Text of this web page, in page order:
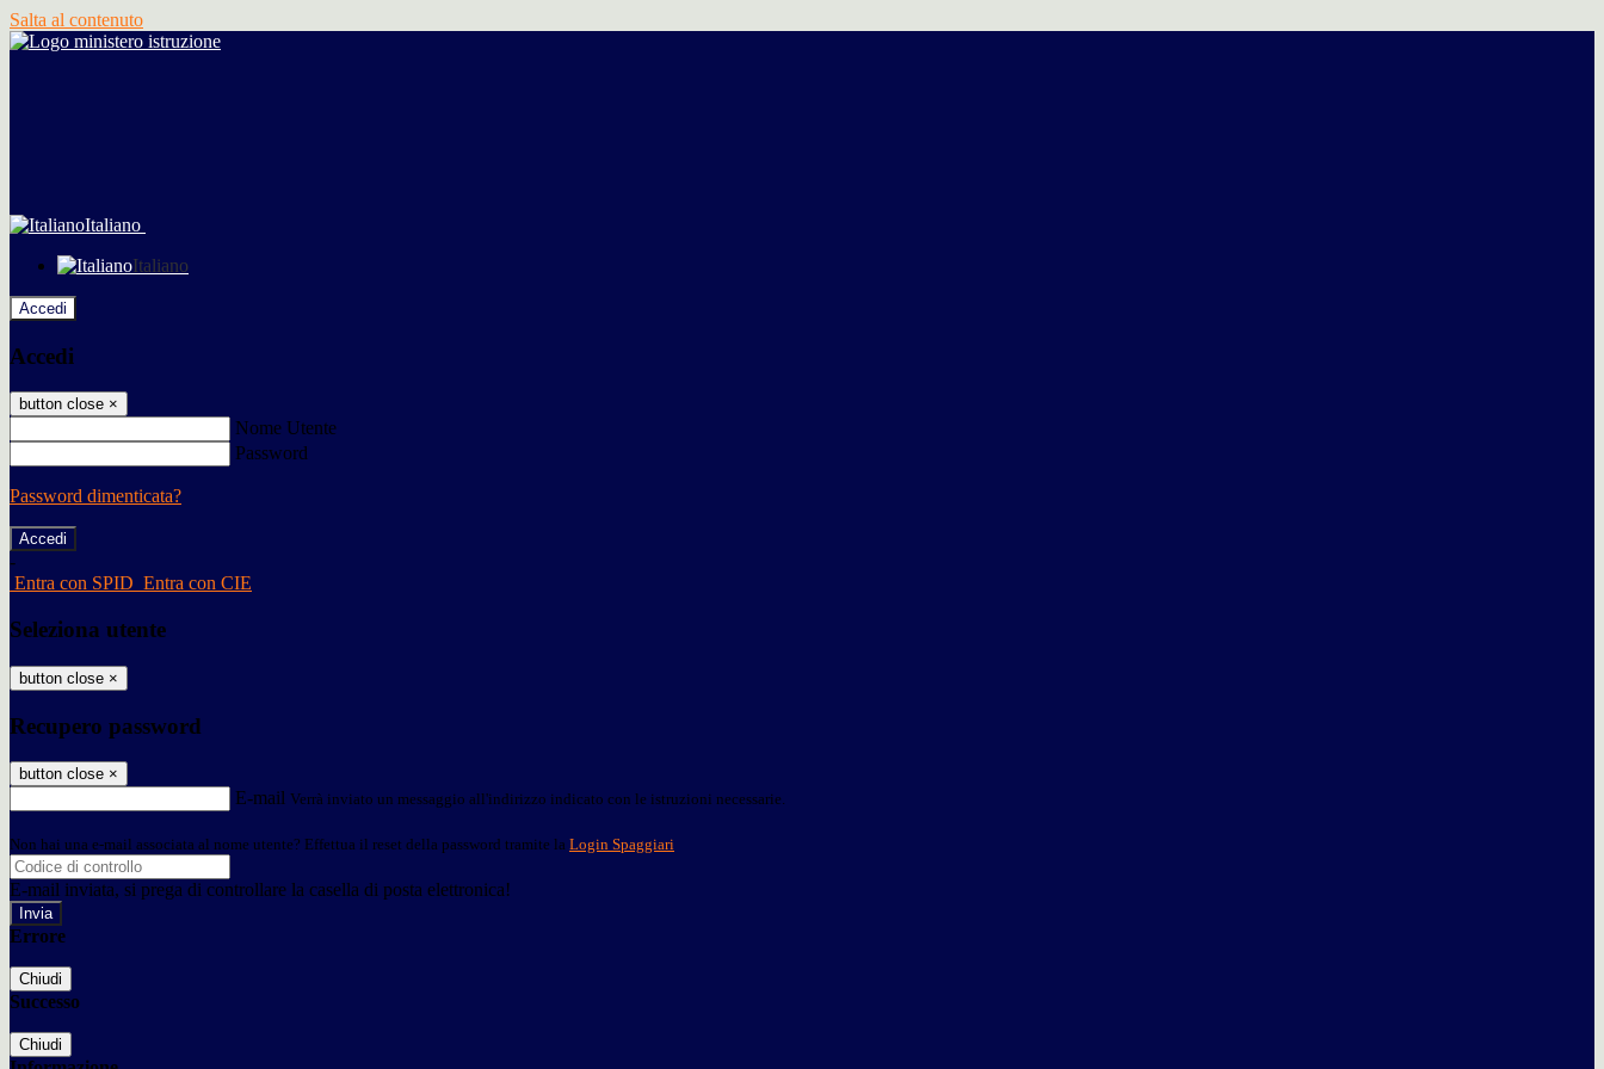
Salta al contenuto
Italiano
Italiano
Accedi
Accedi
button close ×
Nome Utente
Password
Password dimenticata?
-
Entra con SPID Entra con CIE
Seleziona utente
button close ×
Recupero password
button close ×
E-mail Verrà inviato un messaggio all'indirizzo indicato con le istruzioni necessarie.
Non hai una e-mail associata al nome utente? Effettua il reset della password tramite la Login Spaggiari
E-mail inviata, si prega di controllare la casella di posta elettronica!
Errore
Chiudi
Successo
Chiudi